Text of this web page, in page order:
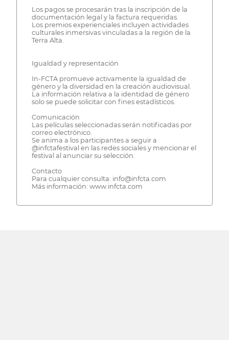
Los pagos se procesarán tras la inscripción de la
documentación legal y la factura requeridas.
Los premios experienciales incluyen actividades
culturales inmersivas vinculadas a la región de la
Terra Alta.
Igualdad y representación
In-FCTA promueve activamente la igualdad de
género y la diversidad en la creación audiovisual.
La información relativa a la identidad de género
solo se puede solicitar con fines estadísticos.
Comunicación
Las películas seleccionadas serán notificadas por
correo electrónico.
Se anima a los participantes a seguir a
@infctafestival en las redes sociales y mencionar el
festival al anunciar su selección.
Contacto
Para cualquier consulta: info@infcta.com
Más información: www.infcta.com